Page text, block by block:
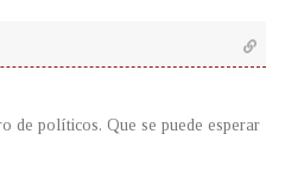
de políticos. Que se puede esperar